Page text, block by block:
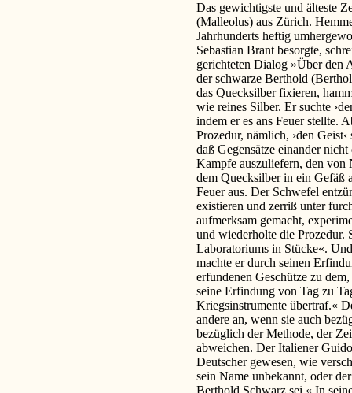
Das gewichtigste und älteste
(Malleolus) aus Zürich.
Jahrhunderts heftig
Sebastian Brant besorgte,
gerichteten Dialog »Über den
der schwarze Berthold
das Quecksilber fixieren,
wie reines Silber. Er suchte
indem er es ans Feuer stellte.
Prozedur, nämlich, ›den
daß Gegensätze einander
Kampfe auszuliefern, den von
dem Quecksilber in ein Gefäß
Feuer aus. Der Schwefel
existieren und zerriß unter
aufmerksam gemacht,
und wiederholte die Prozedur.
Laboratoriums in Stücke«.
machte er durch seinen
erfundenen Geschütze zu
seine Erfindung von Tag zu
Kriegsinstrumente übertraf.«
andere an, wenn sie auch
bezüglich der Methode, der
abweichen. Der Italiener
Deutscher gewesen, wie
sein Name unbekannt, oder